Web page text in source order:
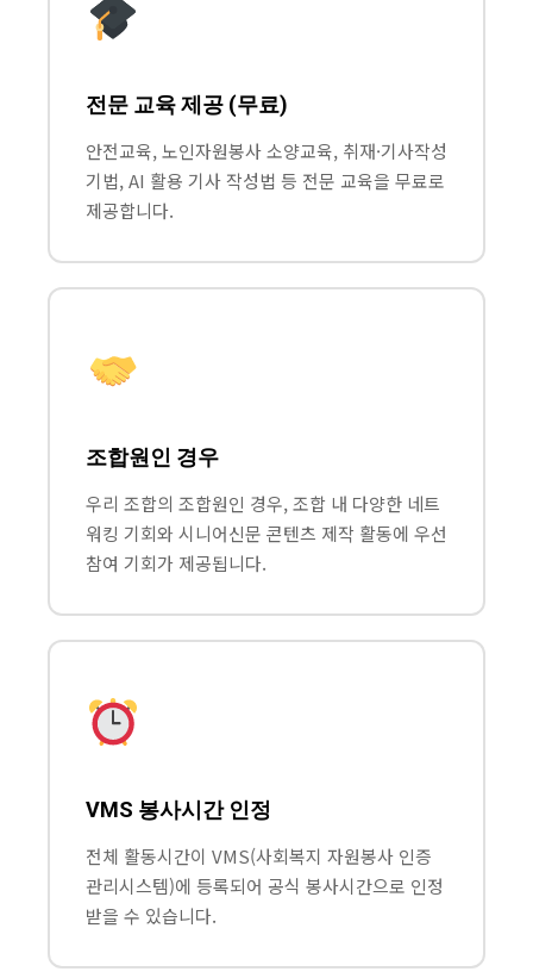
전문 교육 제공 (무료)
안전교육, 노인자원봉사 소양교육, 취재·기사작성
기법, AI 활용 기사 작성법 등 전문 교육을 무료로
제공합니다.
조합원인 경우
우리 조합의 조합원인 경우, 조합 내 다양한 네트
워킹 기회와 시니어신문 콘텐츠 제작 활동에 우선
참여 기회가 제공됩니다.
VMS 봉사시간 인정
전체 활동시간이 VMS(사회복지 자원봉사 인증
관리시스템)에 등록되어 공식 봉사시간으로 인정
받을 수 있습니다.